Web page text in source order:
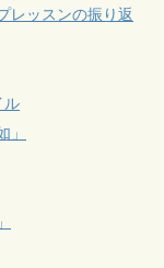
レッスンの振り返
ル